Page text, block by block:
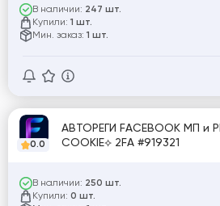
В наличии: 247 шт.
Купили: 1 шт.
Мин. заказ: 1 шт.
0.0
АВТОРЕГИ FACEBOOK МП и
COOKIE⟡ 2FA #919321
В наличии: 250 шт.
Купили: 0 шт.